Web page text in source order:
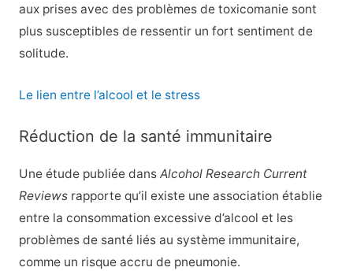
aux prises avec des problèmes de toxicomanie sont
plus susceptibles de ressentir un fort sentiment de
solitude.
Le lien entre l’alcool et le stress
Réduction de la santé immunitaire
Une étude publiée dans Alcohol Research Current
Reviewsrapporte qu’il existe une association établie
entre la consommation excessive d’alcool et les
problèmes de santé liés au système immunitaire,
comme un risque accru de pneumonie.